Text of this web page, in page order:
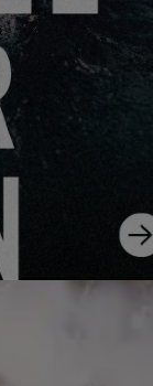
Excess